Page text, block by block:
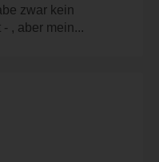
zwar kein
, aber mein...